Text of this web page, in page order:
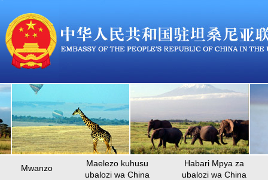
Mwanzo
Maelezo kuhusu
ubalozi wa China
Habari Mpya za
ubalozi wa China